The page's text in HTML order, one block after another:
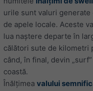
urile sunt valuri generate
de apele locale. Aceste
lua naștere departe în
călători sute de kilometri
când, în final, devin
coastă.
Înălțimea valului